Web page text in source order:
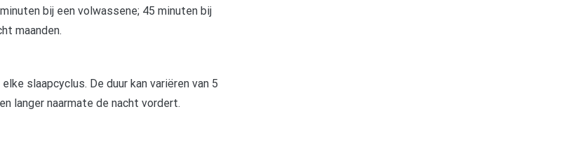
bij een volwassene; 45 minuten bij
maanden.
slaapcyclus. De duur kan variëren van 5
langer naarmate de nacht vordert.